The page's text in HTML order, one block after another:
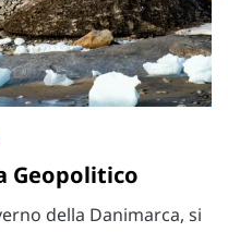
Geopolitico
della Danimarca, si